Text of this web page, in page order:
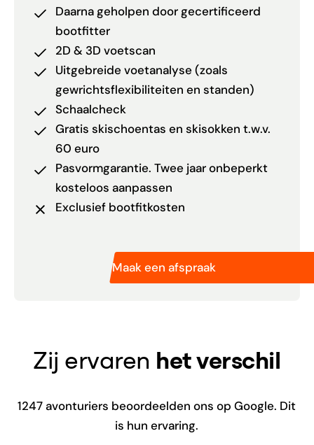
Daarna geholpen door gecertificeerd
bootfitter
2D & 3D voetscan
Uitgebreide voetanalyse (zoals
gewrichtsflexibiliteiten en standen)
Schaalcheck
Gratis skischoentas en skisokken t.w.v.
60 euro
Pasvormgarantie. Twee jaar onbeperkt
kosteloos aanpassen
Exclusief bootfitkosten
Maak een afspraak
Zij ervaren het verschil
1247avonturiers beoordeelden ons op Google. Dit
is hun ervaring.